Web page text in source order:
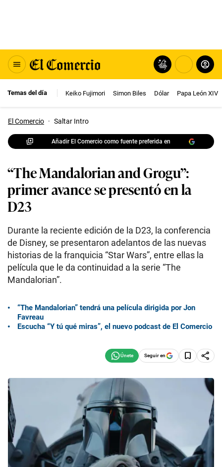
Temas del día Keiko Fujimori Simon Biles Dólar Papa León XIV
El Comercio · Saltar Intro
Añadir El Comercio como fuente preferida en
“The Mandalorian and Grogu”:
primer avance se presentó en la
D23
Durante la reciente edición de la D23, la conferencia
de Disney, se presentaron adelantos de las nuevas
historias de la franquicia “Star Wars”, entre ellas la
película que le da continuidad a la serie “The
Mandalorian”.
“The Mandalorian” tendrá una película dirigida por Jon
Favreau
Escucha “Y tú qué miras”, el nuevo podcast de El Comercio
Seguir en